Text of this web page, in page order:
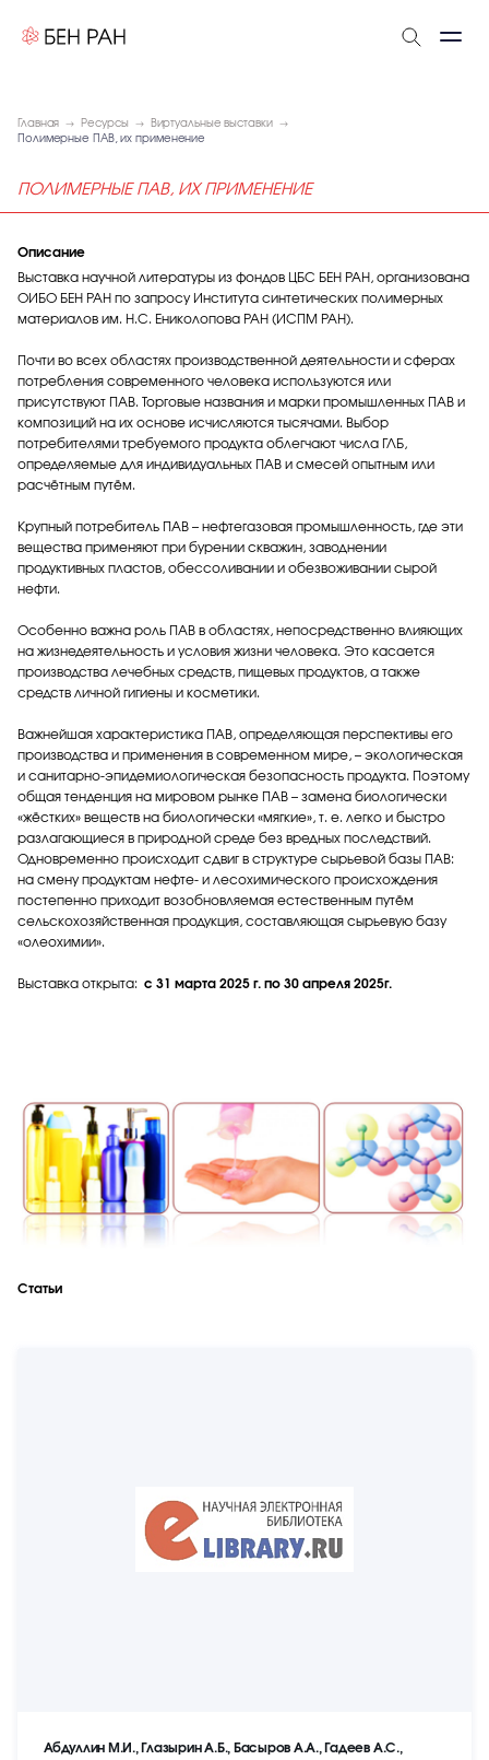
Главная Ресурсы
Виртуальные выставки
Полимерные ПАВ, их применение
ПОЛИМЕРНЫЕ ПАВ, ИХ ПРИМЕНЕНИЕ
Описание
Выставка научной литературы из фондов ЦБС БЕН РАН, организована
ОИБО БЕН РАН по запросу Института синтетических полимерных
материалов им. Н.С. Ениколопова РАН (ИСПМ РАН).
Почти во всех областях производственной деятельности и сферах
потребления современного человека используются или
присутствуют ПАВ. Торговые названия и марки промышленных ПАВ и
композиций на их основе исчисляются тысячами. Выбор
потребителями требуемого продукта облегчают числа ГЛБ,
определяемые для индивидуальных ПАВ и смесей опытным или
расчётным путём.
Крупный потребитель ПАВ – нефтегазовая промышленность, где эти
вещества применяют при бурении скважин, заводнении
продуктивных пластов, обессоливании и обезвоживании сырой
нефти.
Особенно важна роль ПАВ в областях, непосредственно влияющих
на жизнедеятельность и условия жизни человека. Это касается
производства лечебных средств, пищевых продуктов, а также
средств личной гигиены и косметики.
Важнейшая характеристика ПАВ, определяющая перспективы его
производства и применения в современном мире, – экологическая
и санитарно-эпидемиологическая безопасность продукта. Поэтому
общая тенденция на мировом рынке ПАВ – замена биологически
«жёстких» веществ на биологически «мягкие», т. е. легко и быстро
разлагающиеся в природной среде без вредных последствий.
Одновременно происходит сдвиг в структуре сырьевой базы ПАВ:
на смену продуктам нефте- и лесохимического происхождения
постепенно приходит возобновляемая естественным путём
сельскохозяйственная продукция, составляющая сырьевую базу
«олеохимии».
Выставка открыта: с 31 марта 2025 г. по 30 апреля 2025г.
Статьи
Абдуллин М.И., Глазырин А.Б., Басыров А.А., Гадеев А.С.,